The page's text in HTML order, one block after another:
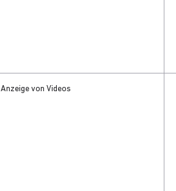
Anzeige von Videos